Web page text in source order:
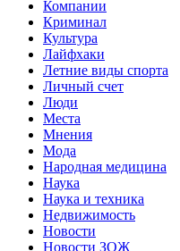
Компании
Криминал
Культура
Лайфхаки
Летние виды спорта
Личный счет
Люди
Места
Мнения
Мода
Народная медицина
Наука
Наука и техника
Недвижимость
Новости
Новости ЗОЖ